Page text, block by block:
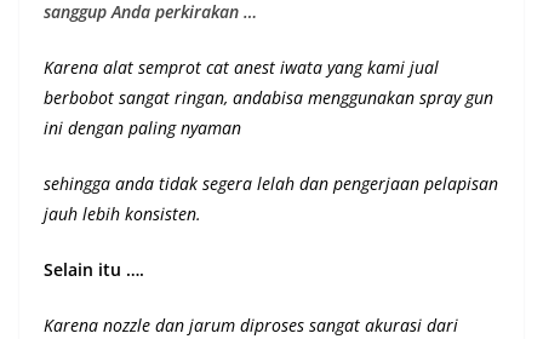
sanggup Anda perkirakan …
Karena alat semprot cat anest iwata yang kami jual
berbobot sangat ringan, andabisa menggunakan spray gun
ini dengan paling nyaman
sehingga anda tidak segera lelah dan pengerjaan pelapisan
jauh lebih konsisten.
Selain itu ….
Karena nozzle dan jarum diproses sangat akurasi dari